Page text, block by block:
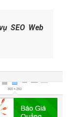
SEO Web